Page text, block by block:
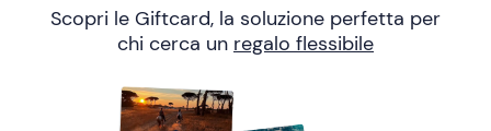
Scopri le Giftcard, la soluzione perfetta per
chi cerca un regalo flessibile